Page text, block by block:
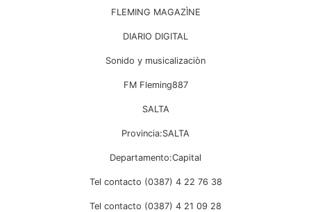
FLEMING MAGAZÌNE
DIARIO DIGITAL
Sonido y musicalizaciòn
FM Fleming887
SALTA
Provincia:SALTA
Departamento:Capital
Tel contacto (0387) 4 22 76 38
Tel contacto (0387) 4 21 09 28